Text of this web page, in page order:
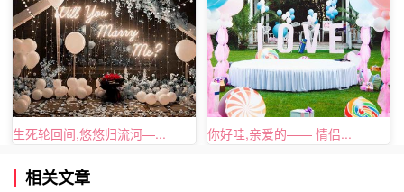
家里浪漫求婚方式三、手工制作法
生死轮回间,悠悠归流河—... 你好哇,亲爱的—— 情侣...
相关文章